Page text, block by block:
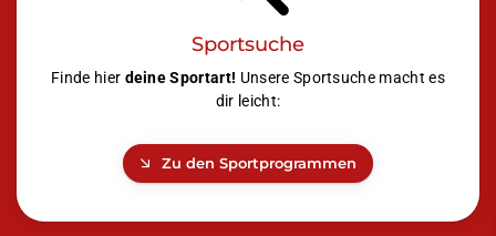
Sportsuche
Finde hier deine Sportart! Unsere Sportsuche macht es
dir leicht:
Zu den Sportprogrammen